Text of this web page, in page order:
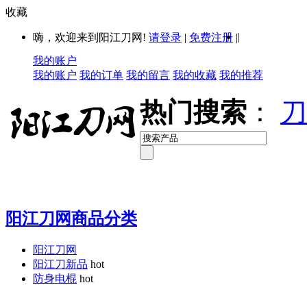
收藏
嗨，欢迎来到阳江刀网! 请登录 | 免费注册 ||
我的账户
我的账户 我的订单 我的留言 我的收藏 我的推荐
热门搜索 ：
阳江刀网商品分类
阳江刀网
阳江刀新品 hot
防身电棍 hot